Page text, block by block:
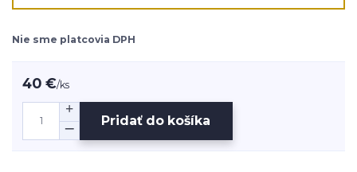
Nie sme platcovia DPH
40 €/ks
Pridať do košíka